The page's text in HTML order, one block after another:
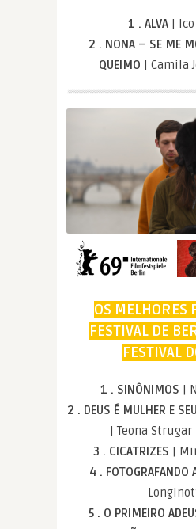
1 . ALVA | Ico
2 . NONA – SE ME
QUEIMO | Camila
OS MELHORES
FESTIVAL DE
FESTIVAL
1 . SINÔNIMOS |
2 . DEUS É MULHER E
| Teona
3 . CICATRIZES |
4 . FOTOGRAFANDO
5 . O PRIMEIRO